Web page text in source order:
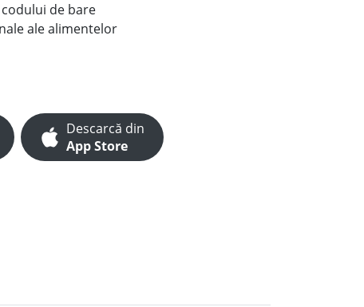
de bare
ale alimentelor
Descarcă din
App Store